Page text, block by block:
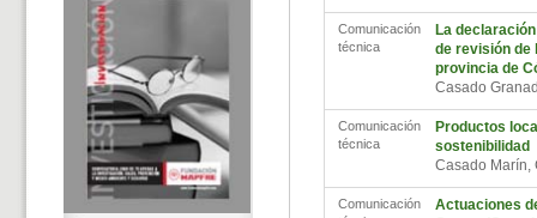
Comunicación
técnica
La
de revisión de
provincia de
Casado
Comunicación
técnica
Productos
sostenibilidad
Casado
Comunicación
Actuaciones